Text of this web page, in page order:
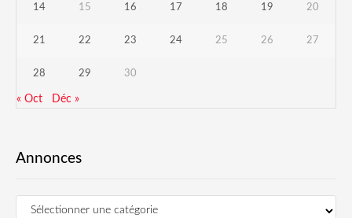
14 15 16 17 18 19 20
21 22 23 24 25 26 27
28 29 30
« Oct Déc »
Annonces